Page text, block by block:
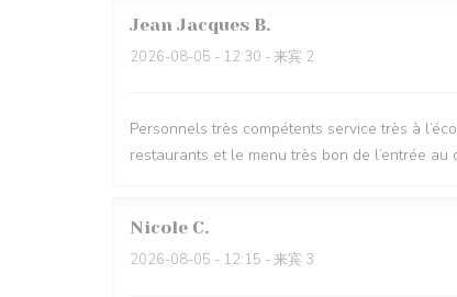
Jean Jacques B
2026-08-05 - 12:30 - 来宾 2
Personnels très compétents service très à
restaurants et le menu très bon de l’entrée au
Nicole C
2026-08-05 - 12:15 - 来宾 3